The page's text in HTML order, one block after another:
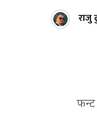
राजु
फन्ट